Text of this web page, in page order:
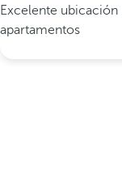
Excelente ubicación
apartamentos